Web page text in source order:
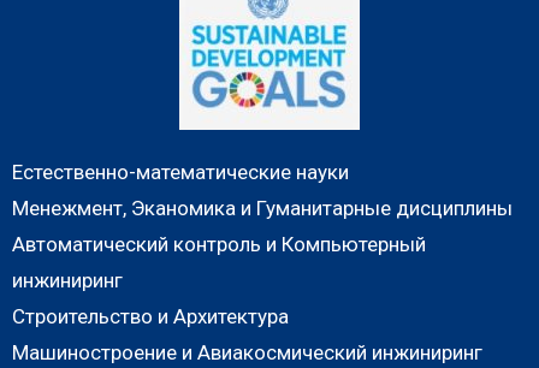
Естественно-математические науки
Менежмент, Эканомика и Гуманитарные дисциплины
Автоматический контроль и Компьютерный
инжиниринг
Строительство и Архитектура
Машиностроение и Авиакосмический инжиниринг